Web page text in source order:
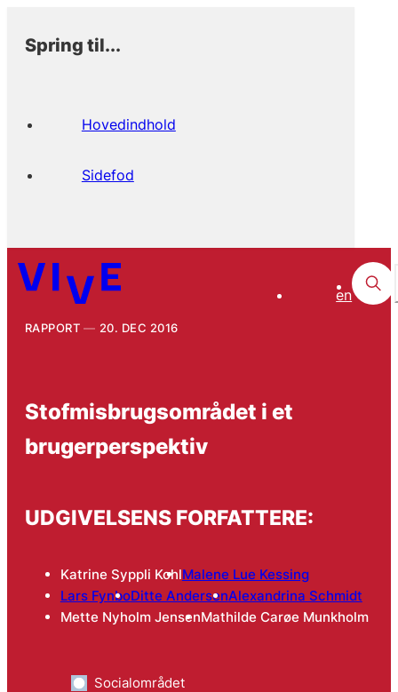
Spring til...
Hovedindhold
Sidefod
en
RAPPORT 20. DEC 2016
Stofmisbrugsområdet i et
brugerperspektiv
UDGIVELSENS FORFATTERE:
Katrine Syppli KohlMalene Lue Kessing
Lars FynboDitte AndersenAlexandrina Schmidt
Mette Nyholm JensenMathilde Carøe Munkholm
Socialområdet